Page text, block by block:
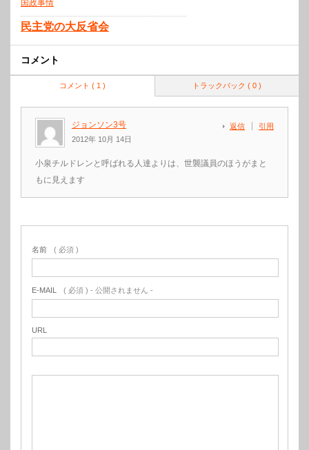
国政事情
民主党の大反省会
コメント
トラックバック ( 0 )
コメント ( 1 )
ジョンソン3号
2012年 10月 14日
返信 引用
小泉チルドレンと呼ばれる人達よりは、世襲議員のほうがまと
もに見えます
名前 ( 必須 )
E-MAIL ( 必須 ) - 公開されません -
URL